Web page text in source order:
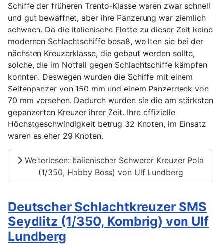
Schiffe der früheren Trento-Klasse waren zwar schnell
und gut bewaffnet, aber ihre Panzerung war ziemlich
schwach. Da die italienische Flotte zu dieser Zeit keine
modernen Schlachtschiffe besaß, wollten sie bei der
nächsten Kreuzerklasse, die gebaut werden sollte,
solche, die im Notfall gegen Schlachtschiffe kämpfen
konnten. Deswegen wurden die Schiffe mit einem
Seitenpanzer von 150 mm und einem Panzerdeck von
70 mm versehen. Dadurch wurden sie die am stärksten
gepanzerten Kreuzer ihrer Zeit. Ihre offizielle
Höchstgeschwindigkeit betrug 32 Knoten, im Einsatz
waren es eher 29 Knoten.
Weiterlesen: Italienischer Schwerer Kreuzer Pola
(1/350, Hobby Boss) von Ulf Lundberg
Deutscher Schlachtkreuzer SMS
Seydlitz (1/350, Kombrig) von Ulf
Lundberg